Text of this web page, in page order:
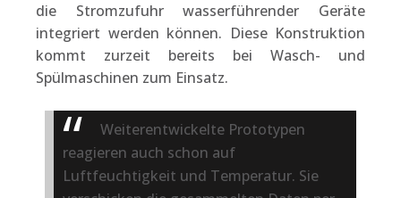
die Stromzufuhr wasserführender Geräte
integriert werden können. Diese Konstruktion
kommt zurzeit bereits bei Wasch- und
Spülmaschinen zum Einsatz.
Weiterentwickelte Prototypen
reagieren auch schon auf
Luftfeuchtigkeit und Temperatur. Sie